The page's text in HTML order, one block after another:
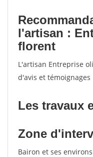
l'artisan :
florent
L'artisan Entreprise
d'avis et témoignages
Les travaux
Zone
Bairon et ses